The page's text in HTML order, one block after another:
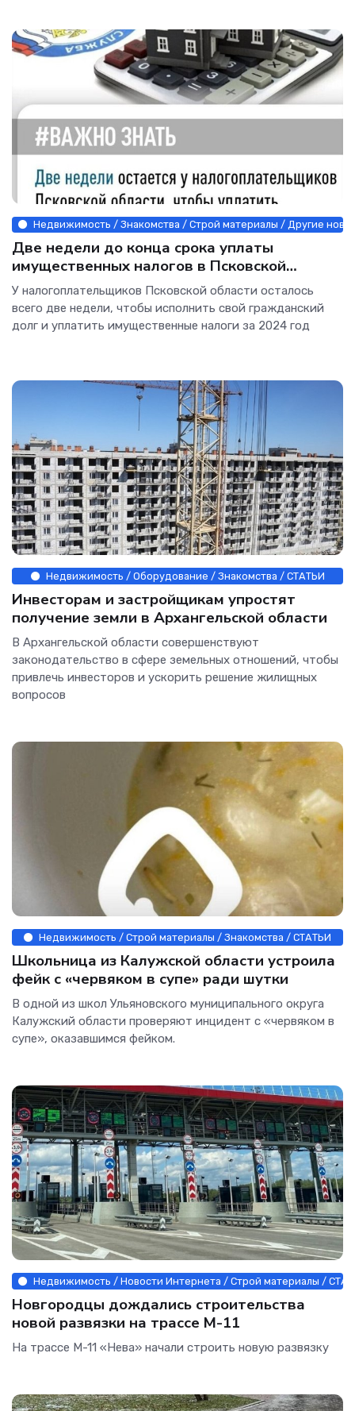
Недвижимость / Знакомства / Строй материалы / Другие
Две недели до конца срока уплаты
имущественных налогов в Псковской
области: ФНС призывает не затягивать с
платежами
У налогоплательщиков Псковской области осталось
всего две недели, чтобы исполнить свой гражданский
долг и уплатить имущественные налоги за 2024 год
Недвижимость / Оборудование / Знакомства / СТАТЬИ
Инвесторам и застройщикам упростят
получение земли в Архангельской области
В Архангельской области совершенствуют
законодательство в сфере земельных отношений, чтобы
привлечь инвесторов и ускорить решение жилищных
вопросов
Недвижимость / Строй материалы / Знакомства / СТАТЬИ
Школьница из Калужской области устроила
фейк с «червяком в супе» ради шутки
В одной из школ Ульяновского муниципального округа
Калужский области проверяют инцидент с «червяком в
супе», оказавшимся фейком.
Недвижимость / Новости Интернета / Строй материалы /
Новгородцы дождались строительства
новой развязки на трассе М-11
На трассе М-11 «Нева» начали строить новую развязку